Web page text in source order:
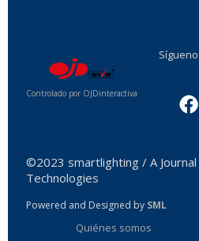
Controlado por OJDinteractiva
©2023 smartlighting / A
Technologies
Powered and Designed by SML
Quiénes somos